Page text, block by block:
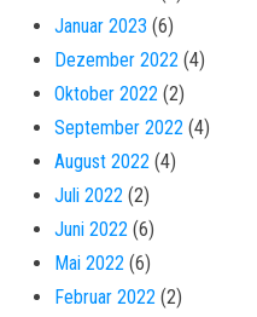
Januar 2023 (6)
Dezember 2022 (4)
Oktober 2022 (2)
September 2022 (4)
August 2022 (4)
Juli 2022 (2)
Juni 2022 (6)
Mai 2022 (6)
Februar 2022 (2)